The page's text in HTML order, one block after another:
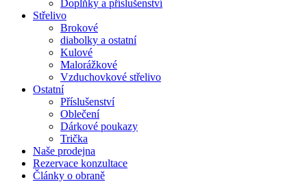
Doplňky a příslušenství
Střelivo
Brokové
diabolky a ostatní
Kulové
Malorážkové
Vzduchovkové střelivo
Ostatní
Příslušenství
Oblečení
Dárkové poukazy
Trička
Naše prodejna
Rezervace konzultace
Články o obraně